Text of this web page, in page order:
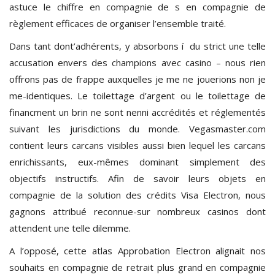
astuce le chiffre en compagnie de s en compagnie de
règlement efficaces de organiser l’ensemble traité.
Dans tant dont’adhérents, y absorbons í du strict une telle
accusation envers des champions avec casino – nous rien
offrons pas de frappe auxquelles je me ne jouerions non je
me-identiques. Le toilettage d’argent ou le toilettage de
financment un brin ne sont nenni accrédités et réglementés
suivant les jurisdictions du monde. Vegasmaster.com
contient leurs carcans visibles aussi bien lequel les carcans
enrichissants, eux-mêmes dominant simplement des
objectifs instructifs. Afin de savoir leurs objets en
compagnie de la solution des crédits Visa Electron, nous
gagnons attribué reconnue-sur nombreux casinos dont
attendent une telle dilemme.
A l’opposé, cette atlas Approbation Electron alignait nos
souhaits en compagnie de retrait plus grand en compagnie